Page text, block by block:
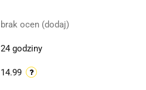
brak ocen (dodaj)
24 godziny
14.99